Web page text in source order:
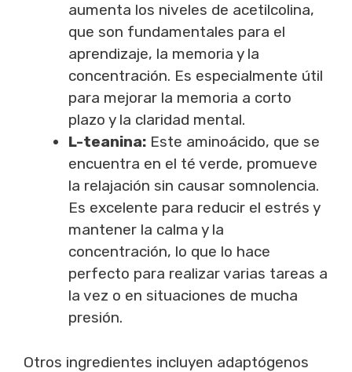
aumenta los niveles de acetilcolina,
que son fundamentales para el
aprendizaje, la memoria y la
concentración. Es especialmente útil
para mejorar la memoria a corto
plazo y la claridad mental.
L-teanina: Este aminoácido, que se
encuentra en el té verde, promueve
la relajación sin causar somnolencia.
Es excelente para reducir el estrés y
mantener la calma y la
concentración, lo que lo hace
perfecto para realizar varias tareas a
la vez o en situaciones de mucha
presión.
Otros ingredientes incluyen adaptógenos